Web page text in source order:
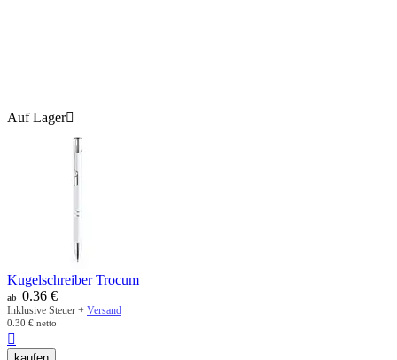
Auf Lager
Kugelschreiber Trocum
ab 0.36 €
Inklusive Steuer + Versand
0.30 € netto
